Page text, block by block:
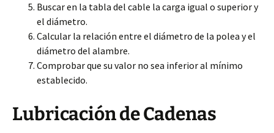
Buscar en la tabla del cable la carga igual o superior y
el diámetro.
Calcular la relación entre el diámetro de la polea y el
diámetro del alambre.
Comprobar que su valor no sea inferior al mínimo
establecido.
Lubricación de Cadenas